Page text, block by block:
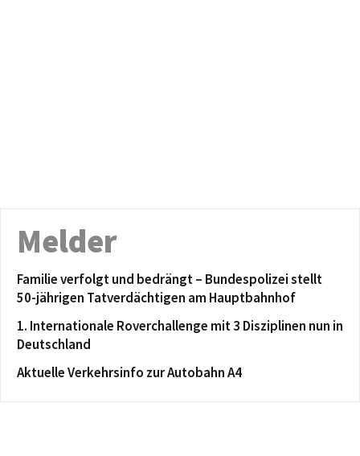
Melder
Familie verfolgt und bedrängt – Bundespolizei stellt
50-jährigen Tatverdächtigen am Hauptbahnhof
1. Internationale Roverchallenge mit 3 Disziplinen nun in
Deutschland
Aktuelle Verkehrsinfo zur Autobahn A4